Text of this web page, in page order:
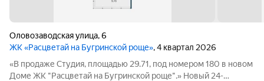
Оловозаводская улица,6
ЖК «Расцветай на Бугринской роще», 4 квартал 2026
«В продаже Студия, площадью 29.71, под номером 180 в новом
Доме ЖК "Расцветай на Бугринской роще".» Новый 24-